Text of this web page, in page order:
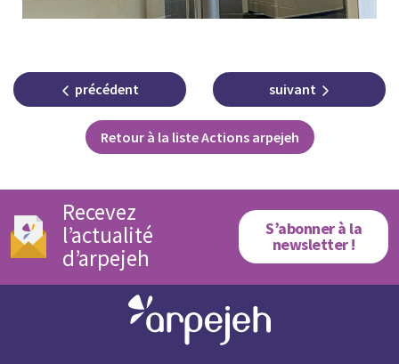
précédent
Retour à la liste Actions arpejeh
suivant
Recevez
l’actualité
d’arpejeh
S’abonner à la
newsletter !